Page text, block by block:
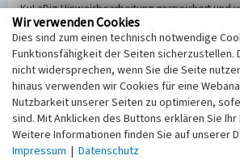
KuLaDig-Hinweisbearbeitung gespeichert und
Selbstverständlich werden diese entsprechend
Telemediengesetzes, des Datenschutzgesetzes
dem 25.05.2018 gültigen Europäischen
(EU-DSGVO) vertraulich behandelt, beachten
Hinweise zumDatenschutz
Nachricht
Wir verwenden Cookies
Dies sind zum einen technisch notwendige
Funktionsfähigkeit der Seiten sicherzustellen.
nicht widersprechen, wenn Sie die Seite
hinaus verwenden wir Cookies für eine
Nutzbarkeit unserer Seiten zu optimieren,
sind. Mit Anklicken des Buttons erklären Sie
Weitere Informationen finden Sie auf unserer
Impressum | Datenschutz